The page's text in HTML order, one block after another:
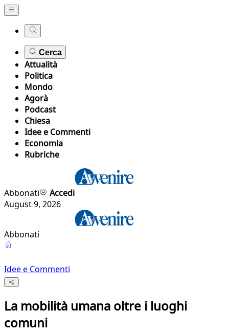
Cerca
Attualità
Politica
Mondo
Agorà
Podcast
Chiesa
Idee e Commenti
Economia
Rubriche
Abbonati
Accedi
August 9, 2026
Abbonati
Idee e Commenti
La mobilità umana oltre i luoghi
comuni